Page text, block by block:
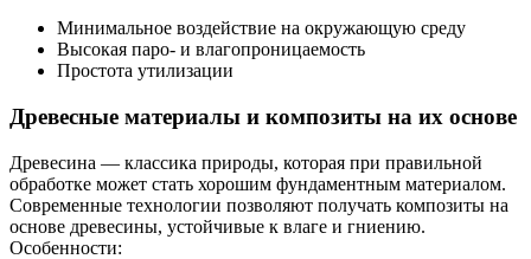
Минимальное воздействие на окружающую среду
Высокая паро- и влагопроницаемость
Простота утилизации
Древесные материалы и композиты на их основе
Древесина — классика природы, которая при правильной
обработке может стать хорошим фундаментным материалом.
Современные технологии позволяют получать композиты на
основе древесины, устойчивые к влаге и гниению.
Особенности: